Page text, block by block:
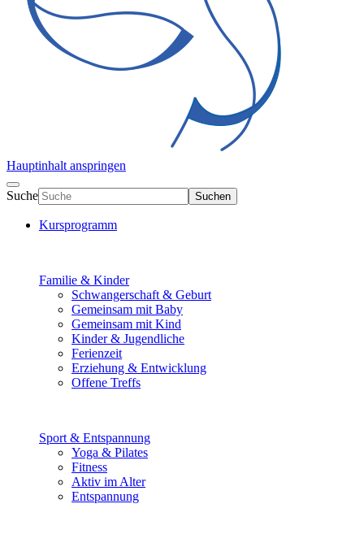
Hauptinhalt anspringen
Suche Suchen
Kursprogramm
Familie & Kinder
Schwangerschaft & Geburt
Gemeinsam mit Baby
Gemeinsam mit Kind
Kinder & Jugendliche
Ferienzeit
Erziehung & Entwicklung
Offene Treffs
Sport & Entspannung
Yoga & Pilates
Fitness
Aktiv im Alter
Entspannung